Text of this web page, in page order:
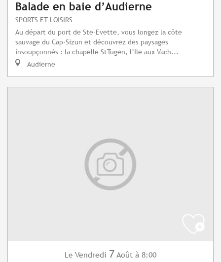
Balade en baie d’Audierne
SPORTS ET LOISIRS
Au départ du port de Ste-Evette, vous longez la côte
sauvage du Cap-Sizun et découvrez des paysages
insoupçonnés : la chapelle StTugen, l’Ile aux Vach...
Audierne
Le Vendredi 7 Août à 8:00